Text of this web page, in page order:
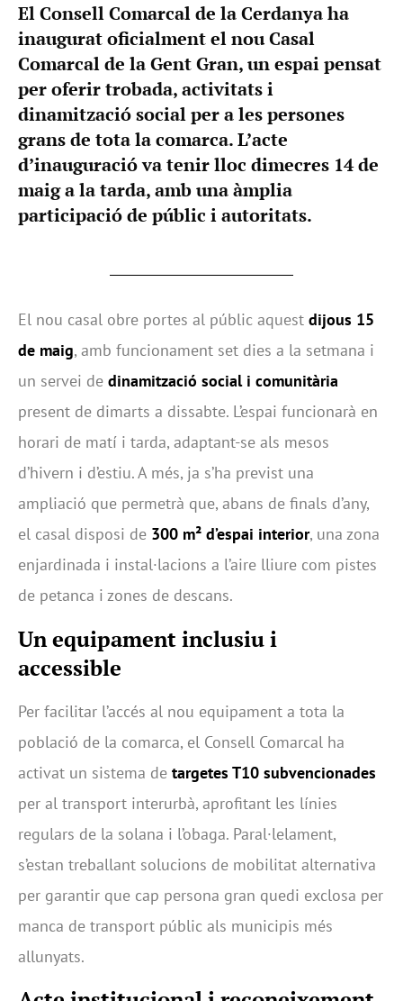
El Consell Comarcal de la Cerdanya ha
inaugurat oficialment el nou Casal
Comarcal de la Gent Gran, un espai pensat
per oferir trobada, activitats i
dinamització social per a les persones
grans de tota la comarca. L’acte
d’inauguració va tenir lloc dimecres 14 de
maig a la tarda, amb una àmplia
participació de públic i autoritats.
El nou casal obre portes al públic aquest dijous 15
de maig, amb funcionament set dies a la setmana i
un servei de dinamització social i comunitària
present de dimarts a dissabte. L’espai funcionarà en
horari de matí i tarda, adaptant-se als mesos
d’hivern i d’estiu. A més, ja s’ha previst una
ampliació que permetrà que, abans de finals d’any,
el casal disposi de 300 m² d’espai interior, una zona
enjardinada i instal·lacions a l’aire lliure com pistes
de petanca i zones de descans.
Un equipament inclusiu i
accessible
Per facilitar l’accés al nou equipament a tota la
població de la comarca, el Consell Comarcal ha
activat un sistema de targetes T10 subvencionades
per al transport interurbà, aprofitant les línies
regulars de la solana i l’obaga. Paral·lelament,
s’estan treballant solucions de mobilitat alternativa
per garantir que cap persona gran quedi exclosa per
manca de transport públic als municipis més
allunyats.